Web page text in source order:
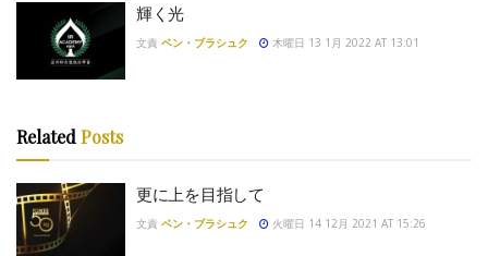
輝く光
文責 ベン・ブラシュク 木曜日 13 1月 2022 AT 13:01
RelatedPosts
更に上を目指して
文責 ベン・ブラシュク 火曜日 14 12月 2021 AT 15:26